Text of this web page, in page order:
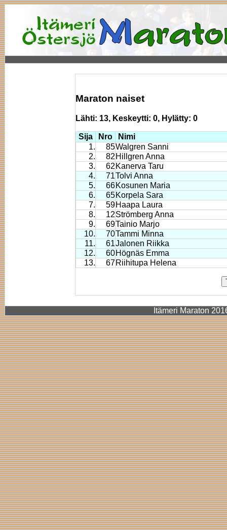
Maraton naiset
Lähti: 13, Keskeytti: 0, Hylätty: 0
Sija Nro
Nimi
1.
85Walgren Sanni
2.
82 Hillgren Anna
3.
62 Kanerva Taru
4.
71Tolvi Anna
5.
66 Kosunen Maria
6.
65 Korpela Sara
7.
59 Haapa Laura
8.
12Strömberg Anna
9.
69Tainio Marjo
10.
70Tammi Minna
11.
61Jalonen Riikka
12.
60 Högnäs Emma
13.
67 Riihitupa Helena
Itämeri Maraton